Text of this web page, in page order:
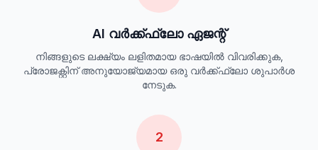
AI വർക്ക്ഫ്ലോ ഏജന്റ്
നിങ്ങളുടെ ലക്ഷ്യം ലളിതമായ ഭാഷയിൽ വിവരിക്കുക,
പ്രോജക്റ്റിന് അനുയോജ്യമായ ഒരു വർക്ക്ഫ്ലോ ശുപാർശ
നേടുക.
2